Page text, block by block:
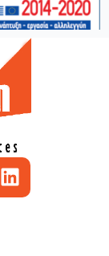
Linkedin